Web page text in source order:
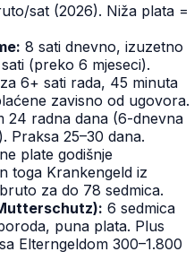
sat (2026). Niža plata =
8 sati dnevno, izuzetno
(preko 6 mjeseci).
6+ sati rada, 45 minuta
zavisno od ugovora.
24 radna dana (6-dnevna
Praksa 25–30 dana.
plate godišnje
toga Krankengeld iz
za do 78 sedmica.
6 sedmica
puna plata. Plus
Elterngeldom 300–1.800